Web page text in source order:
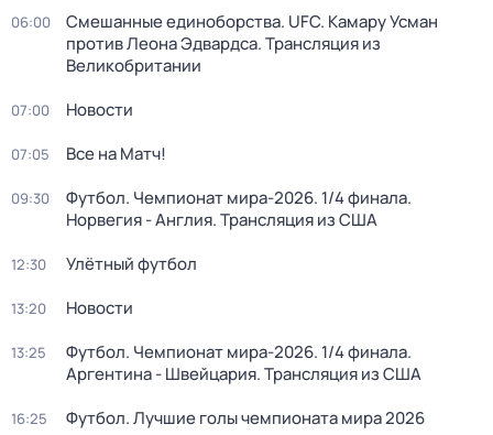
06:00
Смешанные единоборства. UFC. Камару Усман
против Леона Эдвардса. Трансляция из
Великобритании
07:00 Новости
07:05 Все на Матч!
09:30
Футбол. Чемпионат мира-2026. 1/4 финала.
Норвегия - Англия. Трансляция из США
12:30 Улётный футбол
13:20 Новости
13:25
Футбол. Чемпионат мира-2026. 1/4 финала.
Аргентина - Швейцария. Трансляция из США
16:25 Футбол. Лучшие голы чемпионата мира 2026